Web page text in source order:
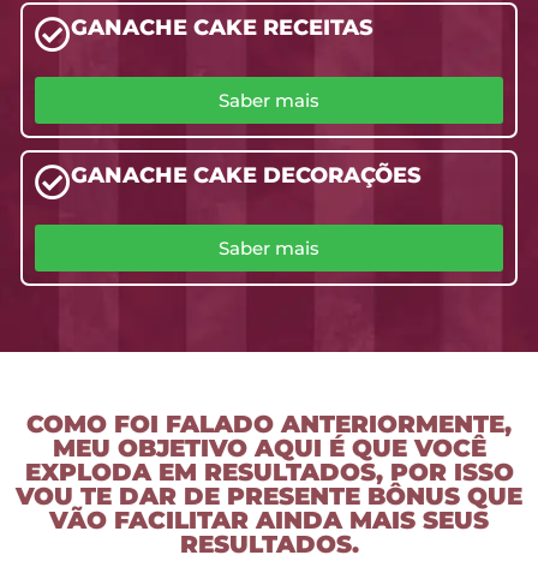
GANACHE CAKE RECEITAS
Saber mais
GANACHE CAKE DECORAÇÕES
Saber mais
COMO FOI FALADO ANTERIORMENTE,
MEU OBJETIVO AQUI É QUE VOCÊ
EXPLODA EM RESULTADOS, POR ISSO
VOU TE DAR DE PRESENTE BÔNUS QUE
VÃO FACILITAR AINDA MAIS SEUS
RESULTADOS.